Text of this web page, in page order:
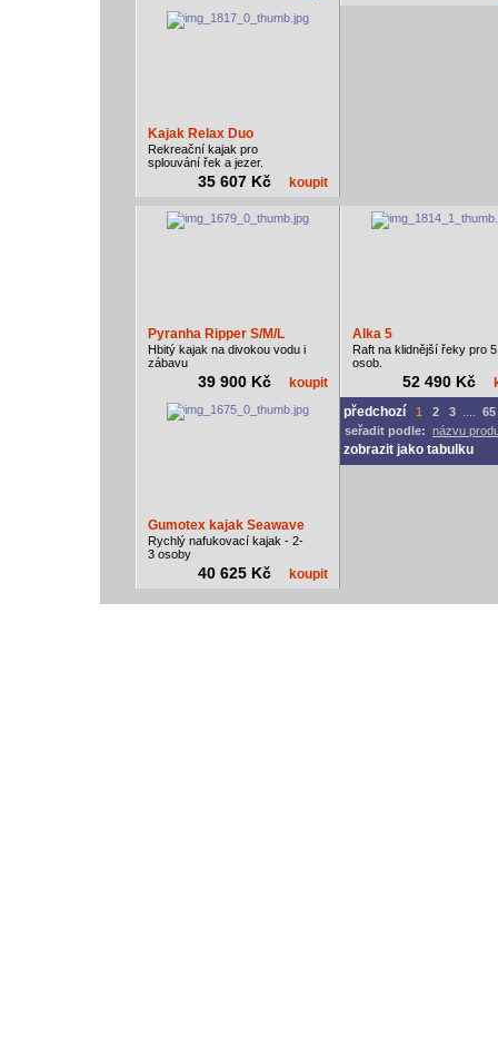
Kajak Relax Duo
Rekreační kajak pro
splouvání řek a jezer.
35 607 Kč koupit
Pyranha Ripper S/M/L
Hbitý kajak na divokou vodu i
zábavu
39 900 Kč koupit
Alka 5
Raft na klidnější řeky pro 5
osob.
52 490 Kč
Gumotex kajak Seawave
Rychlý nafukovací kajak - 2-
3 osoby
40 625 Kč koupit
předchozí 1 2 3
65
seřadit podle: názvu
zobrazit jako tabulku